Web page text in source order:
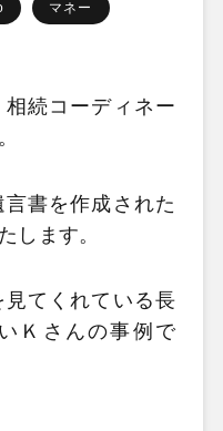
マネー
続コーディネー
言書を作成された
します。
てくれている長
Ｋさんの事例で